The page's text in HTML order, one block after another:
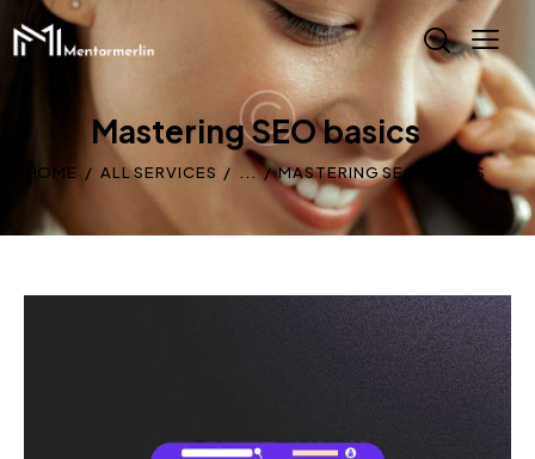
Mastering SEO basics
HOME ALL SERVICES ... MASTERING SEO BASICS